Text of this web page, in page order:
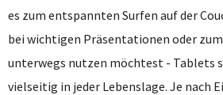
es zum entspannten Surfen auf der
bei wichtigen Präsentationen oder
unterwegs nutzen möchtest - Tablets
vielseitig in jeder Lebenslage. Je nach